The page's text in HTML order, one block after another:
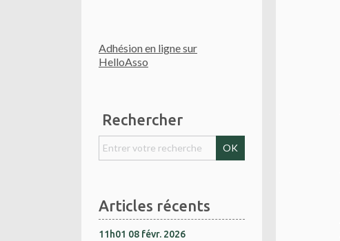
Adhésion en ligne sur
HelloAsso
Rechercher
Articles récents
11h01 08 févr. 2026